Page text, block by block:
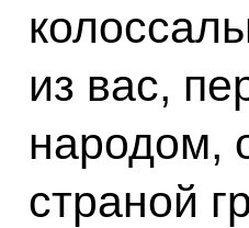
из вас,
народом,
страной